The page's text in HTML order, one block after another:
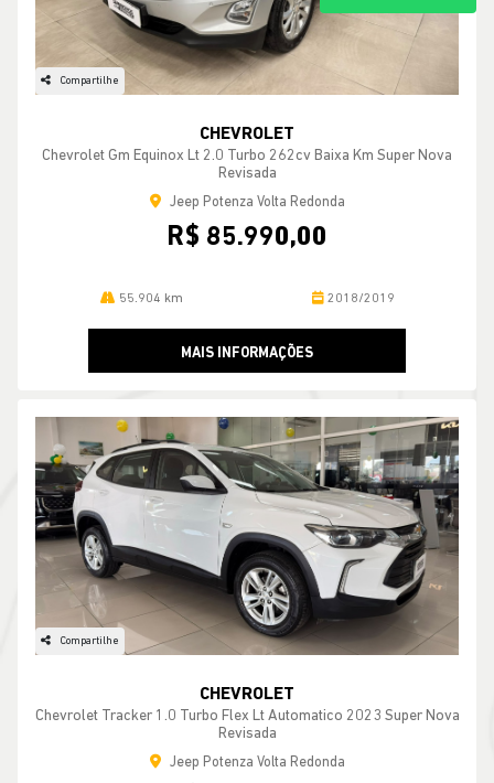
Compartilhe
CHEVROLET
Chevrolet Gm Equinox Lt 2.0 Turbo 262cv Baixa Km Super Nova
Revisada
Jeep Potenza Volta Redonda
R$ 85.990,00
55.904 km 2018/2019
MAIS INFORMAÇÕES
Compartilhe
CHEVROLET
Chevrolet Tracker 1.0 Turbo Flex Lt Automatico 2023 Super Nova
Revisada
Jeep Potenza Volta Redonda